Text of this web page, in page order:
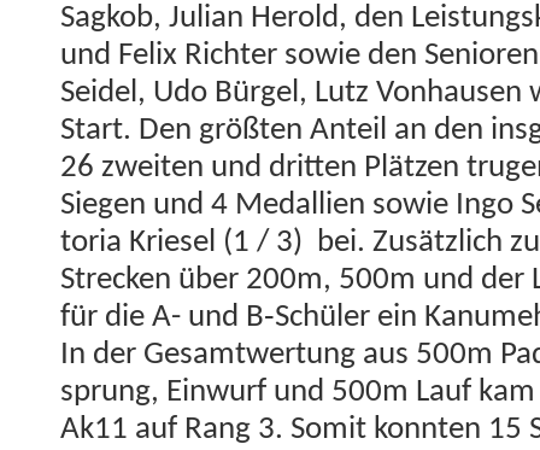
Sagkob, Julian Herold, den
und Felix Richter sowie den
Sei­del, Udo Bürgel, Lutz
Start. Den größten Anteil an den
26 zweit­en und drit­ten Plätzen
Siegen und 4 Medal­lien sowie Ingo
to­ria Kriesel (1 / 3) bei. Zusät­zlich
Streck­en über 200m, 500m und der
für die A- und B‑Schüler ein
In der Gesamtwer­tung aus 500m
sprung, Ein­wurf und 500m Lauf
Ak11 auf Rang 3. Somit kon­nten 15